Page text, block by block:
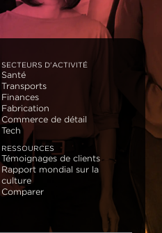
SECTEURS D'ACTIVITÉ
Santé
Transports
Finances
Fabrication
Commerce de détail
Tech
RESSOURCES
Témoignages de clients
Rapport mondial sur la
culture
Comparer